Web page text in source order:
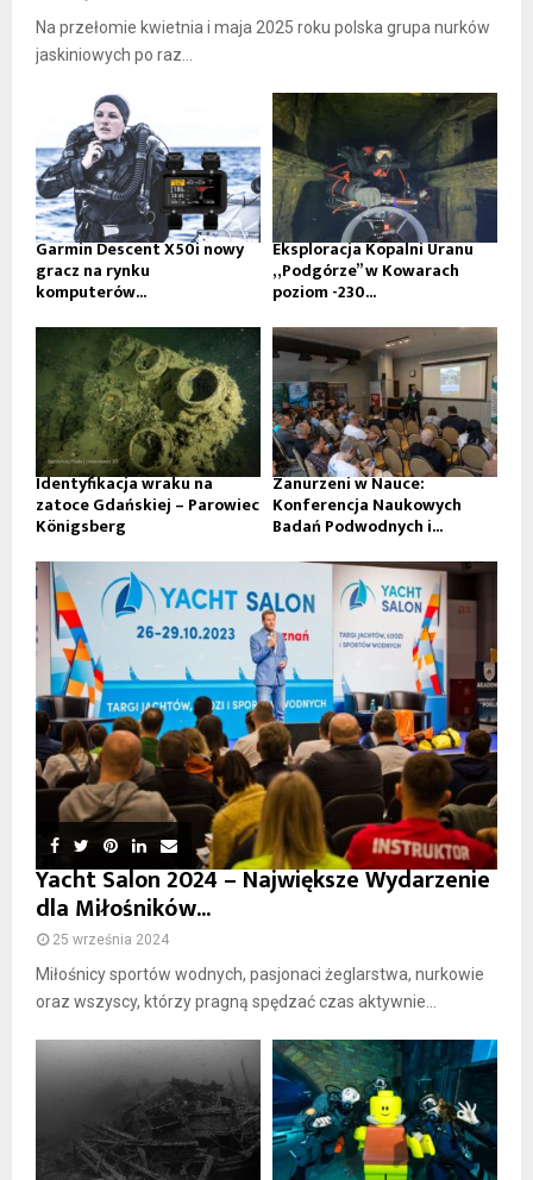
Na przełomie kwietnia i maja 2025 roku polska grupa nurków
jaskiniowych po raz...
Garmin Descent X50i nowy
gracz na rynku
komputerów...
Eksploracja Kopalni Uranu
„Podgórze” w Kowarach
poziom -230...
Identyfikacja wraku na
zatoce Gdańskiej – Parowiec
Königsberg
Zanurzeni w Nauce:
Konferencja Naukowych
Badań Podwodnych i...
Yacht Salon 2024 – Największe Wydarzenie
dla Miłośników...
25 września 2024
Miłośnicy sportów wodnych, pasjonaci żeglarstwa, nurkowie
oraz wszyscy, którzy pragną spędzać czas aktywnie...